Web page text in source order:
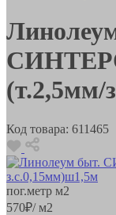
(т.2,5мм/
Код товара: 611465
пог.метр м2
570₽/ м2